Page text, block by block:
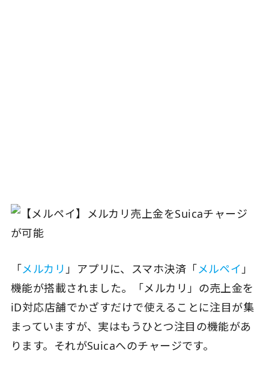
「メルカリ 」アプリに、スマホ決済「メルペイ」
機能が搭載されました。「メルカリ」の売上金を
iD対応店舗でかざすだけで使えることに注目が集
まっていますが、実はもうひとつ注目の機能があ
ります。それがSuicaへのチャージです。